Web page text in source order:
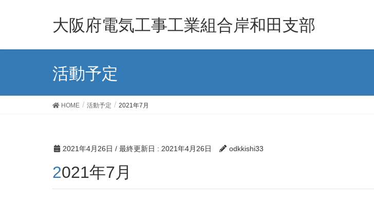
大阪府電気工事工業組合岸和田支部
活動予定
HOME 活動予定 2021年7月
2021年4月26日 / 最終更新日 : 2021年4月26日 odkkishi33
2021年7月